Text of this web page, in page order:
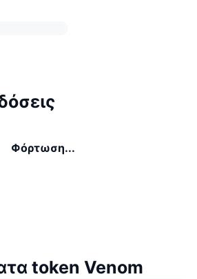
Φόρτωση...
token Venom